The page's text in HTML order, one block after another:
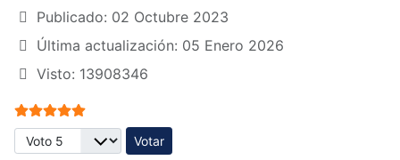
Publicado: 02 Octubre 2023
Última actualización: 05 Enero 2026
Visto: 13908346
Ratio:5/5
Por favor, vote